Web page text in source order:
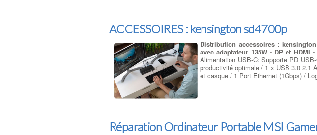
ACCESSOIRES : kensington sd4700p
Distribution accessoires : kensington
avec adaptateur 135W - DP et
Alimentation USB-C: Supporte PD
productivité optimale / 1 x USB 3.0 2.1
et casque / 1 Port Ethernet (1Gbps) /
Réparation Ordinateur Portable MSI